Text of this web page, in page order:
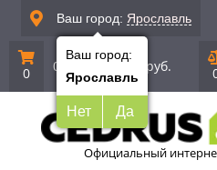
Ваш город: Ярославль
Ваш город:
Ярославль
Нет Да
0 0 позиций | 0 руб.
Официальный